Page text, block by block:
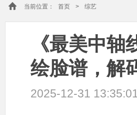
当前位置： 首页 > 综艺
《最美中
绘脸谱，解
2025-12-31